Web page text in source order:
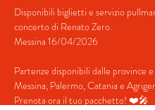
Disponibili biglietti e servizio
concerto di Renato Zero.
Messina 16/04/2026
Partenze disponibili dalle province
Messina, Palermo, Catania e
Prenota ora il tuo pacchetto! ❤️🎤